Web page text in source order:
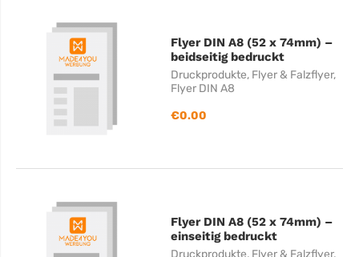
Flyer DIN A8 (52 x 74mm) –
beidseitig bedruckt
Druckprodukte, Flyer & Falzflyer,
Flyer DIN A8
€0.00
Flyer DIN A8 (52 x 74mm) –
einseitig bedruckt